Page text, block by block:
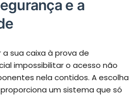
e a
sua caixa à prova de
impossibilitar o acesso não
nela contidos. A escolha
um sistema que só